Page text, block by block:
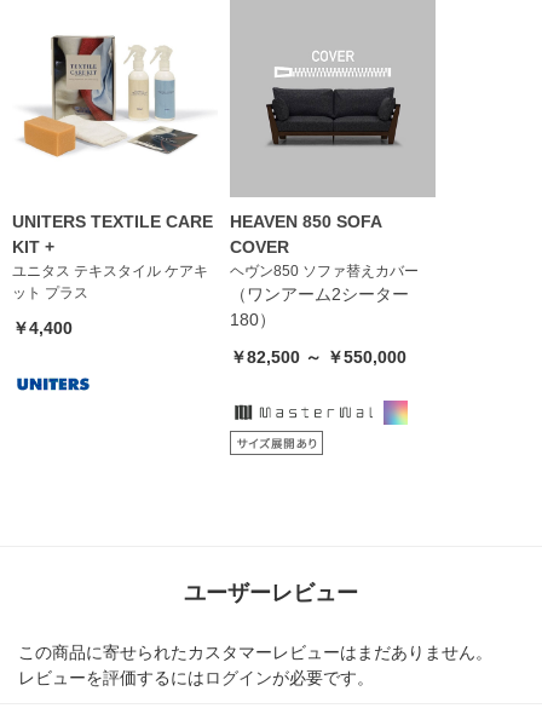
UNITERS TEXTILE CARE
KIT +
ユニタス テキスタイル ケアキ
ット プラス
￥4,400
HEAVEN 850 SOFA
COVER
ヘヴン850 ソファ替えカバー
（ワンアーム2シーター
180）
￥82,500 ～ ￥550,000
ユーザーレビュー
この商品に寄せられたカスタマーレビューはまだありません。
レビューを評価するにはログインが必要です。